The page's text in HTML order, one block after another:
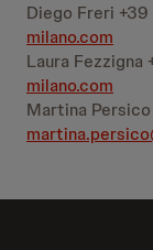
Diego Freri
milano.com
Laura
milano.com
Martina